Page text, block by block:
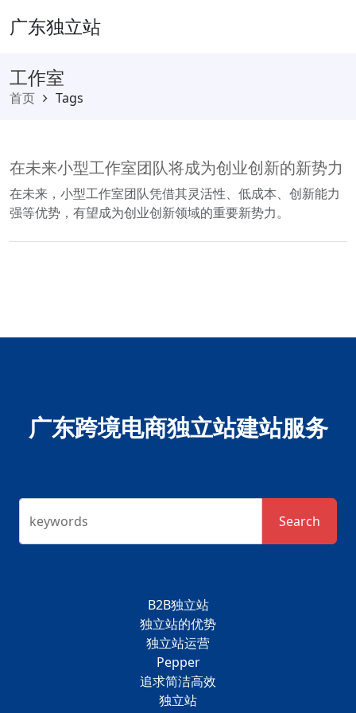
广东独立站
工作室
首页 Tags
在未来小型工作室团队将成为创业创新的新势力
在未来，小型工作室团队凭借其灵活性、低成本、创新能力
强等优势，有望成为创业创新领域的重要新势力。
广东跨境电商独立站建站服务
keywords Search
B2B独立站
独立站的优势
独立站运营
Pepper
追求简洁高效
独立站